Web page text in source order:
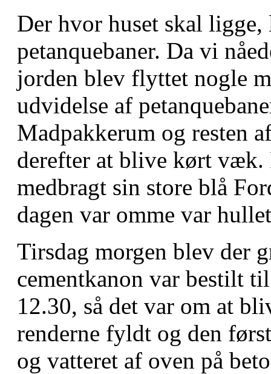
Der hvor huset skal ligge,
petanquebaner. Da vi
jorden blev flyttet nogle
udvidelse af
Madpakkerum og resten
derefter at blive kørt
medbragt sin store blå
dagen var omme var
Tirsdag morgen blev der
cementkanon var bestilt
12.30, så det var om at
renderne fyldt og den
og vatteret af oven på